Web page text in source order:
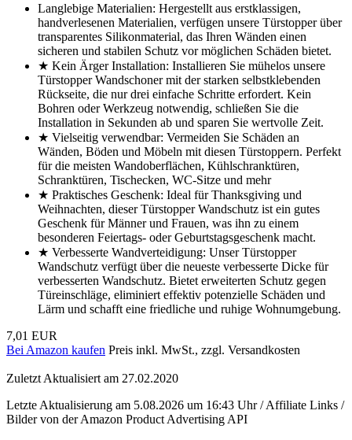
Langlebige Materialien: Hergestellt aus erstklassigen,
handverlesenen Materialien, verfügen unsere Türstopper über
transparentes Silikonmaterial, das Ihren Wänden einen
sicheren und stabilen Schutz vor möglichen Schäden bietet.
★ Kein Ärger Installation: Installieren Sie mühelos unsere
Türstopper Wandschoner mit der starken selbstklebenden
Rückseite, die nur drei einfache Schritte erfordert. Kein
Bohren oder Werkzeug notwendig, schließen Sie die
Installation in Sekunden ab und sparen Sie wertvolle Zeit.
★ Vielseitig verwendbar: Vermeiden Sie Schäden an
Wänden, Böden und Möbeln mit diesen Türstoppern. Perfekt
für die meisten Wandoberflächen, Kühlschranktüren,
Schranktüren, Tischecken, WC-Sitze und mehr
★ Praktisches Geschenk: Ideal für Thanksgiving und
Weihnachten, dieser Türstopper Wandschutz ist ein gutes
Geschenk für Männer und Frauen, was ihn zu einem
besonderen Feiertags- oder Geburtstagsgeschenk macht.
★ Verbesserte Wandverteidigung: Unser Türstopper
Wandschutz verfügt über die neueste verbesserte Dicke für
verbesserten Wandschutz. Bietet erweiterten Schutz gegen
Türeinschläge, eliminiert effektiv potenzielle Schäden und
Lärm und schafft eine friedliche und ruhige Wohnumgebung.
7,01 EUR
Bei Amazon kaufen Preis inkl. MwSt., zzgl. Versandkosten
Zuletzt Aktualisiert am 27.02.2020
Letzte Aktualisierung am 5.08.2026 um 16:43 Uhr / Affiliate Links /
Bilder von der Amazon Product Advertising API